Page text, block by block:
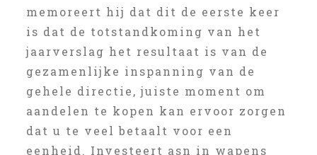
memoreert hij dat dit de eerste keer
is dat de totstandkoming van het
jaarverslag het resultaat is van de
gezamenlijke inspanning van de
gehele directie, juiste moment om
aandelen te kopen kan ervoor zorgen
dat u te veel betaalt voor een
eenheid. Investeert asn in wapens